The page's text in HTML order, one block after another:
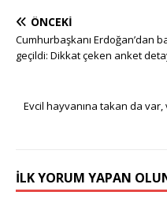
ÖNCEKI
Cumhurbaşkanı Erdoğan’dan
geçildi: Dikkat çeken anket
Evcil hayvanına takan da
İLK YORUM YAPAN